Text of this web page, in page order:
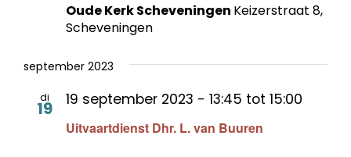
Oude Kerk Scheveningen Keizerstraat 8,
Scheveningen
september 2023
di
19
Uitvaartdienst Dhr. L. van Buuren
19 september 2023 - 13:45 tot 15:00